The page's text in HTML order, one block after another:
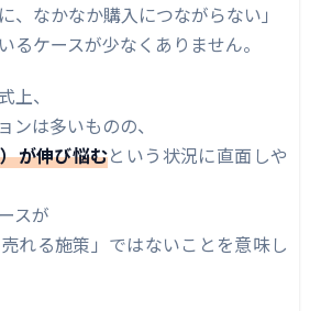
別の行動である
足して離脱するケース
的ハードルが残っている
かりにくい
りづらい
されている
昧
、なかなか購入につながらない」
るケースが少なくありません。
上、
ンは多いものの、
が伸び悩むという状況に直面しや
スが
れる施策」ではないことを意味し